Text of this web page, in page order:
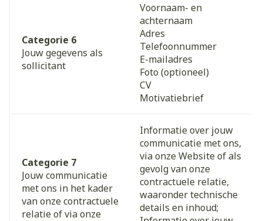
Categorie 6
Jouw gegevens als
sollicitant
Voornaam- en
achternaam
Adres
Telefoonnummer
E-mailadres
Foto (optioneel)
CV
Motivatiebrief
Categorie 7
Jouw communicatie
met ons in het kader
van onze contractuele
relatie of via onze
Informatie over jouw
communicatie met ons,
via onze Website of als
gevolg van onze
contractuele relatie,
waaronder technische
details en inhoud;